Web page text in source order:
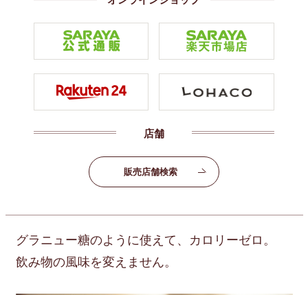
店舗
販売店舗検索
グラニュー糖のように使えて、カロリーゼロ。
飲み物の風味を変えません。